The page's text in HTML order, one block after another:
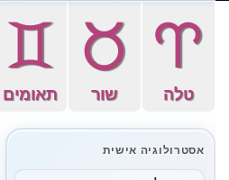
a
טלה
s
שור
d
תאומים
אסטרולוגיה אישית